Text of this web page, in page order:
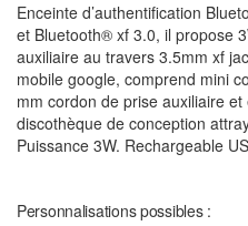
Enceinte d’authentification
et Bluetooth® xf 3.0, il propose
auxiliaire au travers 3.5mm xf
mobile google, comprend mini
mm cordon de prise auxiliaire
discothèque de conception
Puissance 3W. Rechargeable
Personnalisations possibles :